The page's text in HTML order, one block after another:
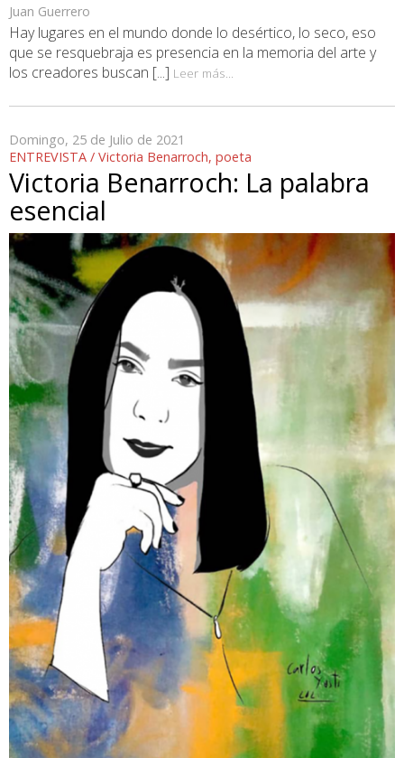
Juan Guerrero
Hay lugares en el mundo donde lo desértico, lo seco, eso
que se resquebraja es presencia en la memoria del arte y
los creadores buscan [...] Leer más...
Domingo, 25 de Julio de 2021
ENTREVISTA / Victoria Benarroch, poeta
Victoria Benarroch: La palabra
esencial